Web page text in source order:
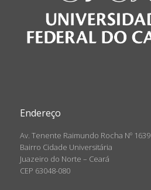
Endereço
Av. Tenente Raimundo Rocha Nº 1639
Bairro Cidade Universitária
Juazeiro do Norte – Ceará
CEP 63048-080